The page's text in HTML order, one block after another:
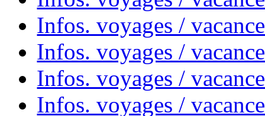
Infos. voyages /
Infos. voyages /
Infos. voyages /
Infos. voyages /